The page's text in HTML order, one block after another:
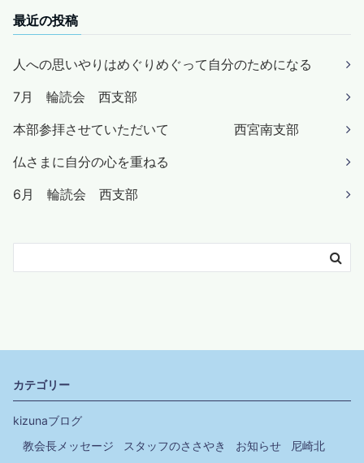
最近の投稿
人への思いやりはめぐりめぐって自分のためになる
7月 輪読会 西支部
本部参拝させていただいて 西宮南支部
仏さまに自分の心を重ねる
6月 輪読会 西支部
カテゴリー
kizunaブログ
教会長メッセージ
スタッフのささやき お知らせ
尼崎北